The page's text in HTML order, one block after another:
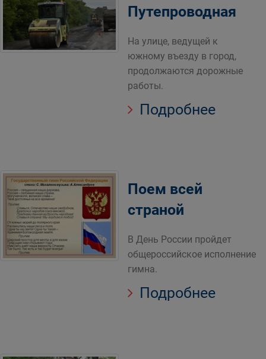
Путепроводная
На улице, ведущей к
южному въезду в город,
продолжаются дорожные
работы.
Подробнее
Поем всей
страной
В День России пройдет
общероссийское исполнение
гимна.
Подробнее